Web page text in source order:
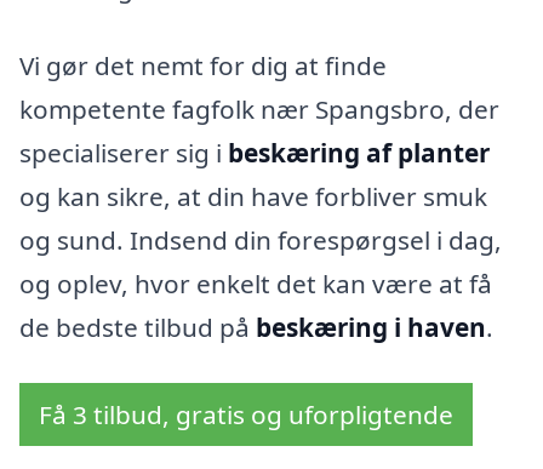
Vi gør det nemt for dig at finde
kompetente fagfolk nær Spangsbro, der
specialiserer sig i beskæring af planter
og kan sikre, at din have forbliver smuk
og sund. Indsend din forespørgsel i dag,
og oplev, hvor enkelt det kan være at få
de bedste tilbud på beskæring i haven.
Få 3 tilbud, gratis og uforpligtende